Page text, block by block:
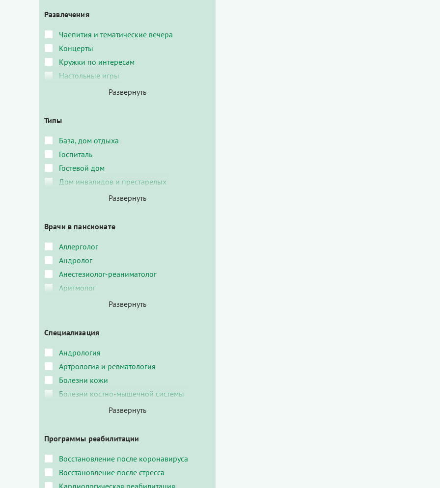
Развлечения
Чаепития и тематические вечера
Концерты
Кружки по интересам
Настольные игры
Типы
База, дом отдыха
Госпиталь
Гостевой дом
Дом инвалидов и престарелых
Врачи в пансионате
Аллерголог
Андролог
Анестезиолог-реаниматолог
Аритмолог
Специализация
Андрология
Артрология и ревматология
Болезни кожи
Болезни костно-мышечной системы
Программы реабилитации
Восстановление после коронавируса
Восстановление после стресса
Кардиологическая реабилитация